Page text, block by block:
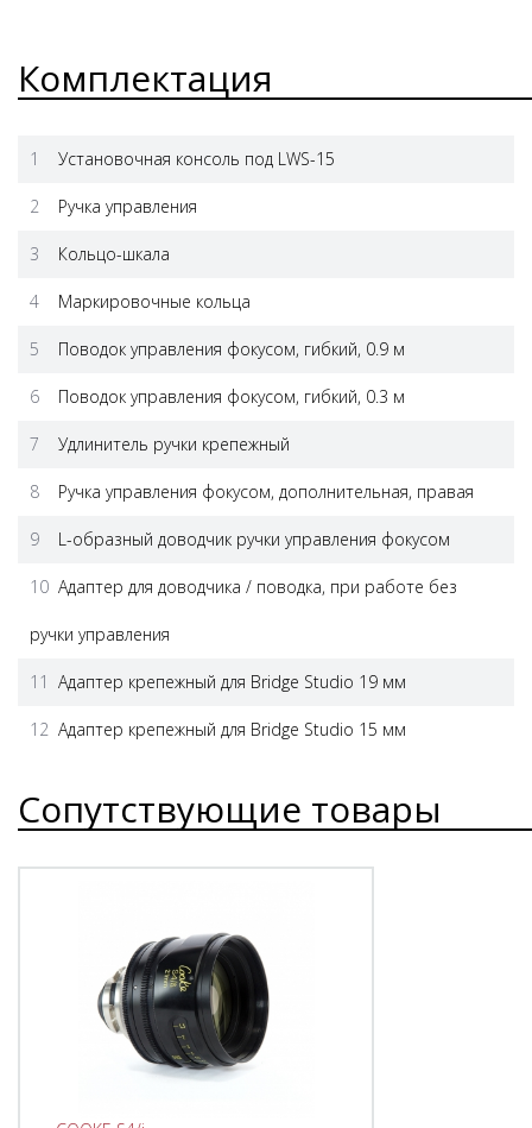
Комплектация
1 Установочная консоль под LWS-15
2 Ручка управления
3 Кольцо-шкала
4 Маркировочные кольца
5 Поводок управления фокусом, гибкий, 0.9 м
6 Поводок управления фокусом, гибкий, 0.3 м
7 Удлинитель ручки крепежный
8 Ручка управления фокусом, дополнительная, правая
9 L-образный доводчик ручки управления фокусом
10 Адаптер для доводчика / поводка, при работе без
ручки управления
11 Адаптер крепежный для Bridge Studio 19 мм
12 Адаптер крепежный для Bridge Studio 15 мм
Сопутствующие товары